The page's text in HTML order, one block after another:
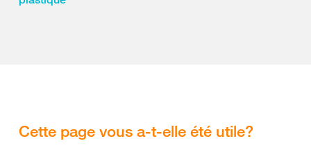
Cette page vous a-t-elle été utile?